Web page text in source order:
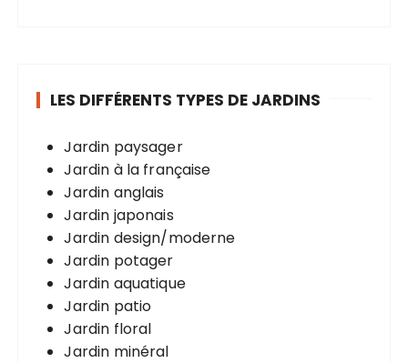
LES DIFFÉRENTS TYPES DE JARDINS
Jardin paysager
Jardin à la française
Jardin anglais
Jardin japonais
Jardin design/moderne
Jardin potager
Jardin aquatique
Jardin patio
Jardin floral
Jardin minéral